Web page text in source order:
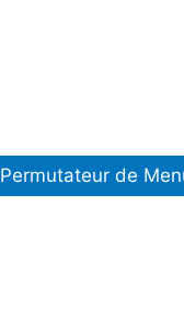
Permutateur de